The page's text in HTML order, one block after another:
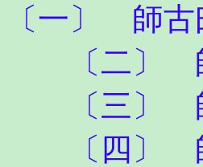
〔一〕 師古
〔二〕 師
〔三〕 師
〔四〕 師